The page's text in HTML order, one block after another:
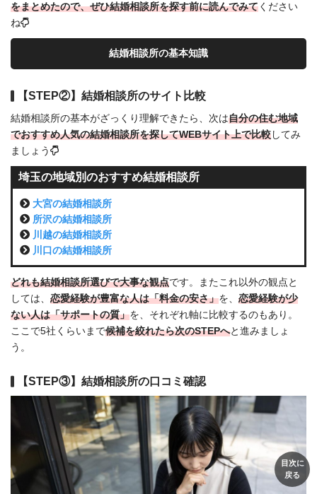
をまとめたので、ぜひ結婚相談所を探す前に読んでみてください
ね
結婚相談所の基本知識
【STEP②】結婚相談所のサイト比較
結婚相談所の基本がざっくり理解できたら、次は自分の住む地域
でおすすめ人気の結婚相談所を探してWEBサイト上で比較してみ
ましょう
埼玉の地域別のおすすめ結婚相談所
大宮の結婚相談所
所沢の結婚相談所
川越の結婚相談所
川口の結婚相談所
どれも結婚相談所選びで大事な観点です。またこれ以外の観点と
しては、 恋愛経験が豊富な人は「料金の安さ」を、 恋愛経験が少
ない人は「サポートの質」を、それぞれ軸に比較するのもあり。
ここで5社くらいまで候補を絞れたら次のSTEPへと進みましょ
う。
【STEP③】結婚相談所の口コミ確認
目次に
戻る